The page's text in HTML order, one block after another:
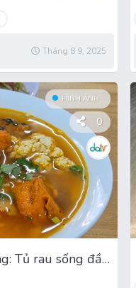
Tháng 8 9, 2025
HÌNH ẢNH
0
Bún riêu ốc Cô Nga Hòa Hưng: Tủ rau sống đầy ắp hấp dẫn